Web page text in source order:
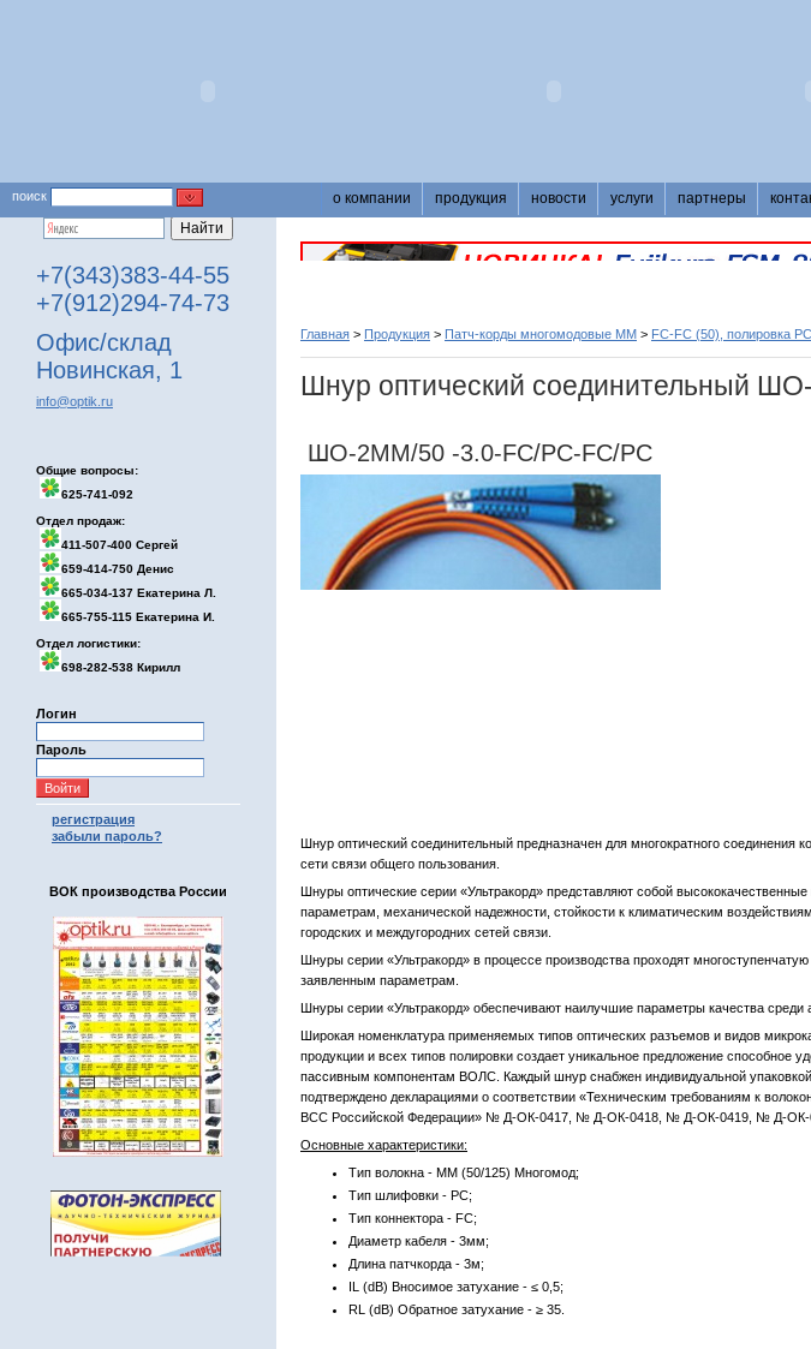
поиск о компании продукция новости услуги партнеры
+7(343)383-44-55
+7(912)294-74-73
Офис/склад
Новинская, 1
info@optik.ru
Общие вопросы:
625-741-092
Отдел продаж:
411-507-400 Сергей
659-414-750 Денис
665-034-137 Екатерина Л.
665-755-115 Екатерина И.
Отдел логистики:
698-282-538 Кирилл
Логин
Пароль
регистрация
забыли пароль?
ВОК производства России
Главная > Продукция > Патч-корды многомодовые MM > FC-FC (50), полировка PC
Шнур оптический соединительный
ШО-2MM/50 -3.0-FC/PC-FC/PC
Шнур оптический соединительный предназначен для многократного соединения
сети связи общего пользования.
Шнуры оптические серии «Ультракорд» представляют собой
параметрам, механической надежности, стойкости к климатическим
городских и междугородних сетей связи.
Шнуры серии «Ультракорд» в процессе производства проходят
заявленным параметрам.
Шнуры серии «Ультракорд» обеспечивают наилучшие параметры качества среди
Широкая номенклатура применяемых типов оптических разъемов и видов
продукции и всех типов полировки создает уникальное предложение
пассивным компонентам ВОЛС. Каждый шнур снабжен индивидуальной
подтверждено декларациями о соответствии «Техническим требованиям к
ВСС Российской Федерации» № Д-ОК-0417, № Д-ОК-0418, № Д-ОК-0419, № Д-ОК-
Основные характеристики:
Тип волокна - MM (50/125) Многомод;
Тип шлифовки - PC;
Тип коннектора - FC;
Диаметр кабеля - 3мм;
Длина патчкорда - 3м;
IL (dB) Вносимое затухание - ≤ 0,5;
RL (dB) Обратное затухание - ≥ 35.